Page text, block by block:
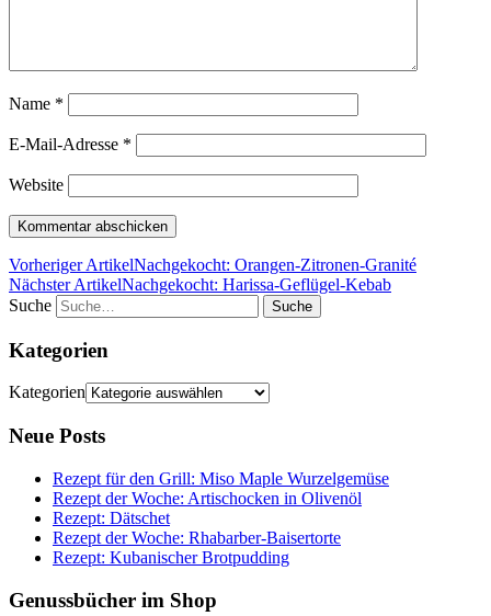
Name *
E-Mail-Adresse *
Website
Vorheriger ArtikelNachgekocht: Orangen-Zitronen-Granité
Nächster ArtikelNachgekocht: Harissa-Geflügel-Kebab
Suche
Kategorien
Kategorien
Neue Posts
Rezept für den Grill: Miso Maple Wurzelgemüse
Rezept der Woche: Artischocken in Olivenöl
Rezept: Dätschet
Rezept der Woche: Rhabarber-Baisertorte
Rezept: Kubanischer Brotpudding
Genussbücher im Shop